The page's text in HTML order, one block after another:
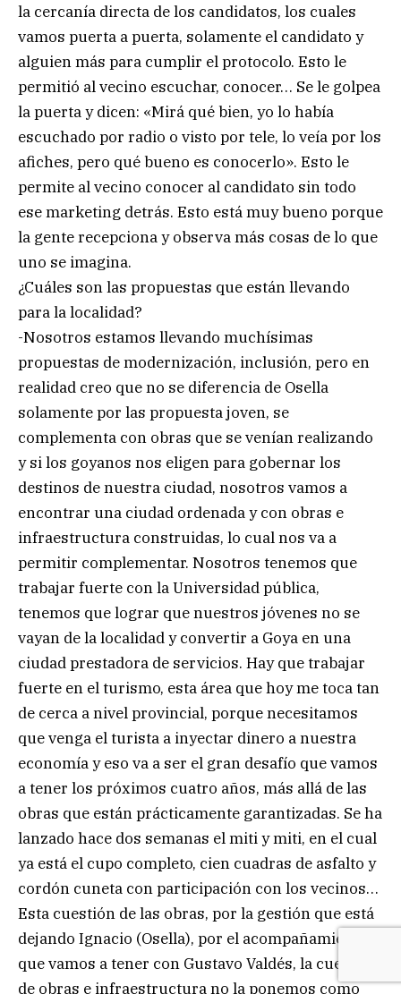
la cercanía directa de los candidatos, los cuales
vamos puerta a puerta, solamente el candidato y
alguien más para cumplir el protocolo. Esto le
permitió al vecino escuchar, conocer… Se le golpea
la puerta y dicen: «Mirá qué bien, yo lo había
escuchado por radio o visto por tele, lo veía por los
afiches, pero qué bueno es conocerlo». Esto le
permite al vecino conocer al candidato sin todo
ese marketing detrás. Esto está muy bueno porque
la gente recepciona y observa más cosas de lo que
uno se imagina.
¿Cuáles son las propuestas que están llevando
para la localidad?
-Nosotros estamos llevando muchísimas
propuestas de modernización, inclusión, pero en
realidad creo que no se diferencia de Osella
solamente por las propuesta joven, se
complementa con obras que se venían realizando
y si los goyanos nos eligen para gobernar los
destinos de nuestra ciudad, nosotros vamos a
encontrar una ciudad ordenada y con obras e
infraestructura construidas, lo cual nos va a
permitir complementar. Nosotros tenemos que
trabajar fuerte con la Universidad pública,
tenemos que lograr que nuestros jóvenes no se
vayan de la localidad y convertir a Goya en una
ciudad prestadora de servicios. Hay que trabajar
fuerte en el turismo, esta área que hoy me toca tan
de cerca a nivel provincial, porque necesitamos
que venga el turista a inyectar dinero a nuestra
economía y eso va a ser el gran desafío que vamos
a tener los próximos cuatro años, más allá de las
obras que están prácticamente garantizadas. Se ha
lanzado hace dos semanas el miti y miti, en el cual
ya está el cupo completo, cien cuadras de asfalto y
cordón cuneta con participación con los vecinos…
Esta cuestión de las obras, por la gestión que está
dejando Ignacio (Osella), por el acompañamiento
que vamos a tener con Gustavo Valdés, la cuestión
de obras e infraestructura no la ponemos como